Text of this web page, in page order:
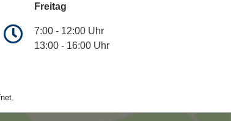
Freitag
7:00 - 12:00 Uhr
13:00 - 16:00 Uhr